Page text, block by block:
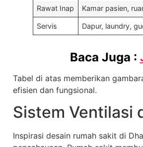
Rawat Inap Kamar pasien,
Servis Dapur, laundry,
Baca Juga :
Tabel di atas memberikan
efisien dan fungsional.
Sistem Ventilasi
Inspirasi desain rumah sakit di